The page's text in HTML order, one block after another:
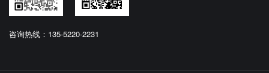
咨询热线：135-5220-2231